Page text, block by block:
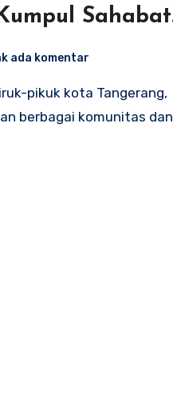
Sahabat
ada komentar
berbagai komunitas dan